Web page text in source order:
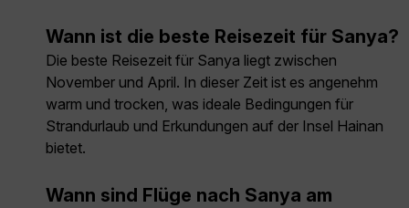
Wann ist die beste Reisezeit für Sanya?
Die beste Reisezeit für Sanya liegt zwischen
November und April. In dieser Zeit ist es angenehm
warm und trocken, was ideale Bedingungen für
Strandurlaub und Erkundungen auf der Insel Hainan
bietet.
Wann sind Flüge nach Sanya am